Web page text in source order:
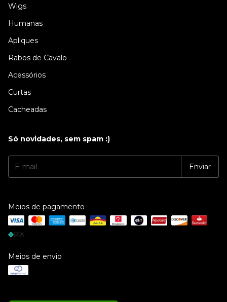
Wigs
Humanas
Apliques
Rabos de Cavalo
Acessórios
Curtas
Cacheadas
Só novidades, sem spam :)
Meios de pagamento
Meios de envio